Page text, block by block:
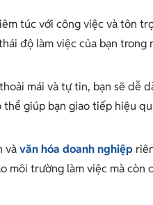
túc với công việc và tôn
độ làm việc của bạn trong
mái và tự tin, bạn sẽ dễ
giúp bạn giao tiếp hiệu
vàvăn hóa doanh nghiệp
môi trường làm việc mà còn